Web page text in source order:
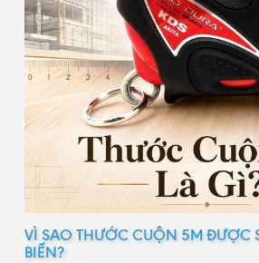
VÌ SAO THƯỚC CUỘN 5M ĐƯỢC
BIẾN?